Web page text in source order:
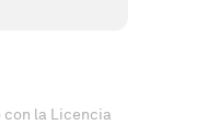
con la Licencia